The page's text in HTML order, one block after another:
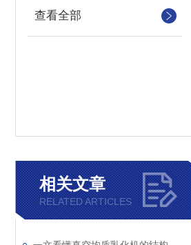
查看全部
相关文章
RELATED ARTICLES